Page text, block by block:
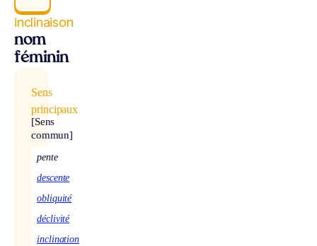
inclinaison
nom
féminin
Sens
principaux
[Sens
commun]
pente
descente
obliquité
déclivité
inclination